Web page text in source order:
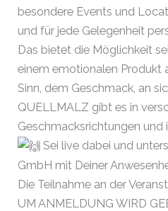
besondere Events und
und für jede Gelegenheit
Das bietet die Möglichkeit
einem emotionalen Produkt
Sinn, dem Geschmack, an
QUELLMALZ gibt es in
Geschmacksrichtungen und
Sei live dabei und
GmbH mit Deiner
Die Teilnahme an der
UM ANMELDUNG WIRD